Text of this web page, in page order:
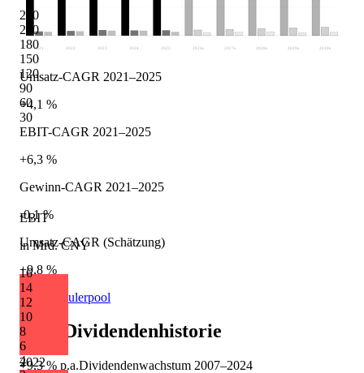
240
210
180
150
120
90
60
30
2022
EBIT
in Mrd. CNY
16
14
12
10
8
6
4
2021 2022 2023 2024 2025 2026 e 2027 e 2028 e 2029 e 2030e
Umsatz-CAGR 2021–2025
+4,1 %
EBIT-CAGR 2021–2025
+6,3 %
Gewinn-CAGR 2021–2025
-0,1 %
Umsatz-CAGR (Schätzung)
+9,8 %
Quelle: Eulerpool
ZTE Dividendenhistorie
+9,3 % p.a.Dividendenwachstum 2007–2024